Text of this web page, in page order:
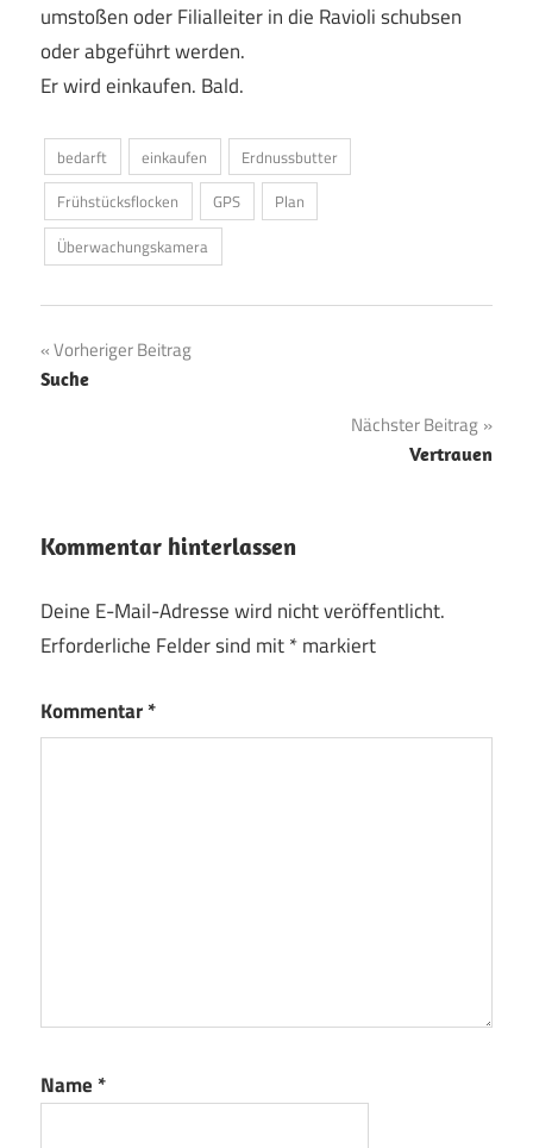
umstoßen oder Filialleiter in die Ravioli schubsen
oder abgeführt werden.
Er wird einkaufen. Bald.
bedarft einkaufen
Erdnussbutter
Frühstücksflocken
GPS
Plan
Überwachungskamera
Beitragsnavigation
Vorheriger Beitrag
Suche
Nächster Beitrag
Vertrauen
Kommentar hinterlassen
Deine E-Mail-Adresse wird nicht veröffentlicht.
Erforderliche Felder sind mit*markiert
Kommentar*
Name *